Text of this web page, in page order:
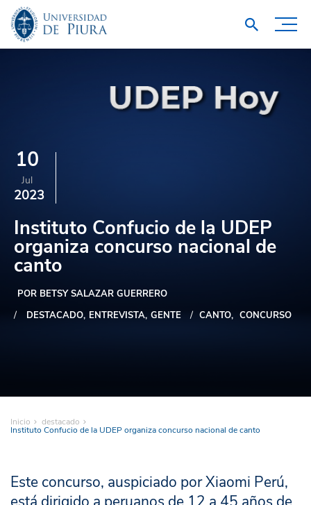
10
Jul
2023
Instituto Confucio de la UDEP
organiza concurso nacional de
canto
POR BETSY SALAZAR GUERRERO
DESTACADO ENTREVISTA GENTE CANTO CONCURSO
Inicio destacado
Instituto Confucio de la UDEP organiza concurso nacional de canto
Este concurso, auspiciado por Xiaomi Perú,